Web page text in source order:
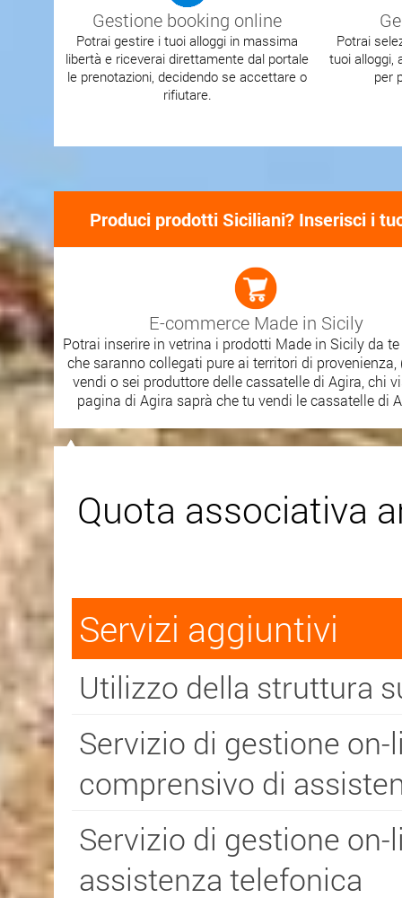
Gestione booking online
Potrai gestire i tuoi alloggi in massima
libertà e riceverai direttamente dal portale
le prenotazioni, decidendo se accettare o
rifiutare.
Potrai
tuoi alloggi,
per
Produci prodotti Siciliani? Inserisci i
E-commerce Made in Sicily
Potrai inserire in vetrina i prodotti Made in Sicily da
che saranno collegati pure ai territori di provenienza,
vendi o sei produttore delle cassatelle di Agira, chi
pagina di Agira saprà che tu vendi le cassatelle di
Quota
Servizi aggiuntivi
Utilizzo della struttura
Servizio di gestione
comprensivo di
Servizio di gestione
assistenza telefonica